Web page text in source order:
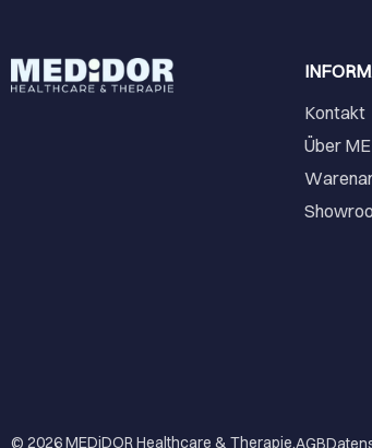
Kontakt
Über
© 2026MEDiDOR Healthcare & Therapie.AGB